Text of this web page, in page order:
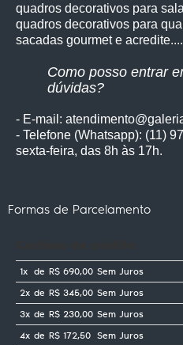
quadros decorativos para
quadros decorativos para
sacadas gourmet e
Como posso entrar
dúvidas?
- E-mail:
- Telefone (Whatsapp): (11)
sexta-feira, das 8h às 17h.
Formas de Parcelamento
1x de R$ 690,00 Sem Juros
2x de R$ 345,00 Sem Juros
3x de R$ 230,00 Sem Juros
4x de R$ 172,50 Sem Juros